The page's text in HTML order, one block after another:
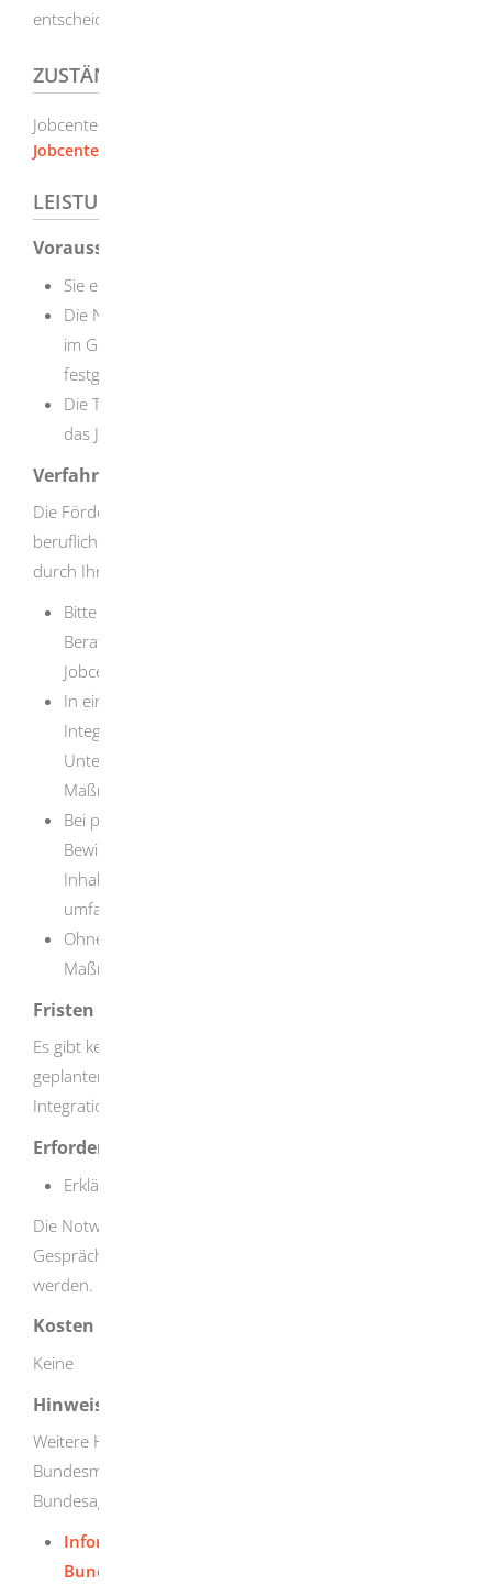
entscheidet Ihr Jobcenter.
ZUSTÄNDIGE STELLE
Jobcenter
Jobcenter Heidenheim
LEISTUNGSDETAILS
Voraussetzungen
Sie erhalten Leistungen der Grundsicherung.
Die Notwendigkeit der Unterstützungsleistung wurde
im Gespräch mit Ihrer Integrationsfachkraft
festgestellt.
Die Teilnahme wurde vor Maßnahmebeginn durch
das Jobcenter genehmigt.
Verfahrensablauf
Die Förderung einer Maßnahme zur Aktivierung und
beruflichen Eingliederung muss vor Maßnahmebeginn
durch Ihr Jobcenter genehmigt werden.
Bitte vereinbaren Sie einen persönlichen
Beratungstermin mit dem für Sie zuständigen
Jobcenter.
In einem gemeinsamen Gespräch bespricht Ihre
Integrationsfachkraft mit Ihnen den erforderlichen
Unterstützungsbedarf und berät Sie zu der richtigen
Maßnahmenart.
Bei positiver Entscheidung bekommen Sie die
Bewilligungsunterlagen, mit den Angaben zu Art, Ziel,
Inhalten der Maßnahme, Maßnahmendauer und -
umfang sowie welche Kosten übernommen werden.
Ohne Bewilligung der Teilnahme müssen Sie die
Maßnahmekosten gegebenenfalls selbst tragen.
Fristen
Es gibt keine Frist. Nehmen Sie rechtzeitig vor dem
geplanten Maßnahmebeginn Kontakt zu Ihrer
Integrationsfachkraft beim Jobcenter auf.
Erforderliche Unterlagen
Erklärungsbogen Förderung
Die Notwendigkeit der Unterstützungsleistung muss im
Gespräch mit Ihrer Integrationsfachkraft festgestellt
werden.
Kosten
Keine
Hinweise
Weitere Hinweise finden Sie auf der Webseite des
Bundesministeriums für Arbeit und Soziales und der
Bundesagentur für Arbeit.
Informationen zur Arbeitsförderung des
Bundesministeriums für Arbeit und Soziales